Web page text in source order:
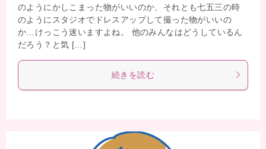
のようにかしこまった物がいいのか、それとも七五三の時
のようにスタジオでドレスアップして撮った物がいいの
か…けっこう迷いますよね。 他のみんなはどうしているん
だろう？と気 […]
続きを読む